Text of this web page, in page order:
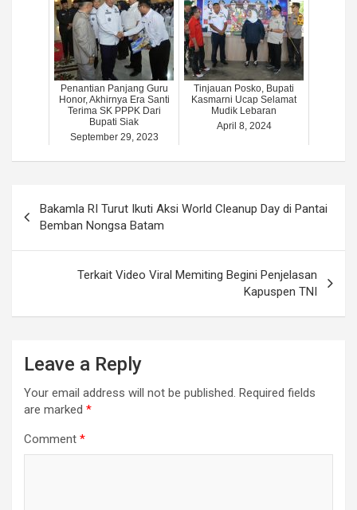
Penantian Panjang Guru
Honor, Akhirnya Era Santi
Terima SK PPPK Dari
Bupati Siak
September 29, 2023
Tinjauan Posko, Bupati
Kasmarni Ucap Selamat
Mudik Lebaran
April 8, 2024
navigation
Bakamla RI Turut Ikuti Aksi World Cleanup Day di Pantai
Bemban Nongsa Batam
Terkait Video Viral Memiting Begini Penjelasan
Kapuspen TNI
Leave a Reply
Your email address will not be published. Required fields
are marked *
Comment *